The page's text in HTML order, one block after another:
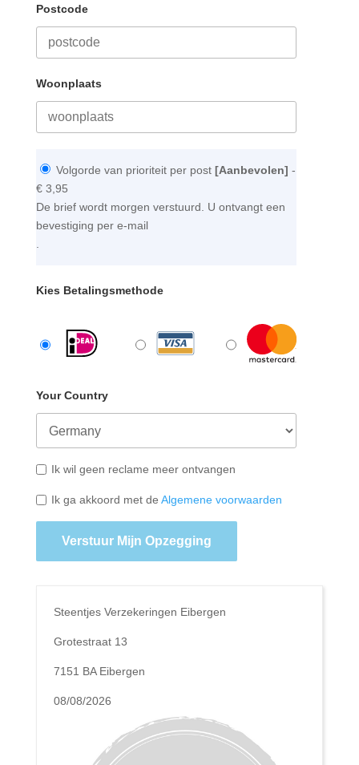
Postcode
Woonplaats
Volgorde van prioriteit per post [Aanbevolen] -
€ 3,95
De brief wordt morgen verstuurd. U ontvangt een
bevestiging per e-mail
.
Kies Betalingsmethode
Your Country
Ik wil geen reclame meer ontvangen
Ik ga akkoord met de Algemene voorwaarden
Verstuur Mijn Opzegging
Steentjes Verzekeringen Eibergen
Grotestraat 13
7151 BA Eibergen
08/08/2026